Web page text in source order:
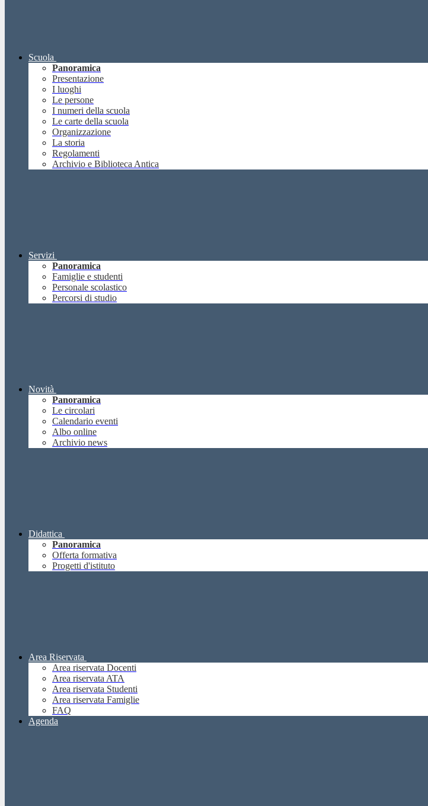
Scuola
Panoramica
Presentazione
I luoghi
Le persone
I numeri della scuola
Le carte della scuola
Organizzazione
La storia
Regolamenti
Archivio e Biblioteca Antica
Servizi
Panoramica
Famiglie e studenti
Personale scolastico
Percorsi di studio
Novità
Panoramica
Le circolari
Calendario eventi
Albo online
Archivio news
Didattica
Panoramica
Offerta formativa
Progetti d'istituto
Area Riservata
Area riservata Docenti
Area riservata ATA
Area riservata Studenti
Area riservata Famiglie
FAQ
Agenda